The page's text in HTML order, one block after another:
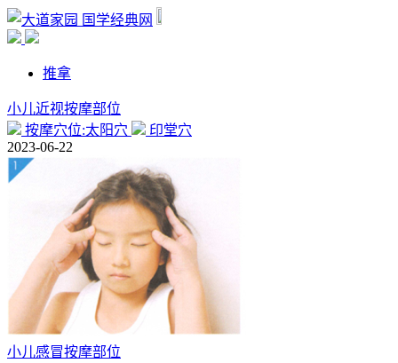
国学经典网
推拿
小儿近视按摩部位
按摩穴位:太阳穴
印堂穴
2023-06-22
小儿感冒按摩部位